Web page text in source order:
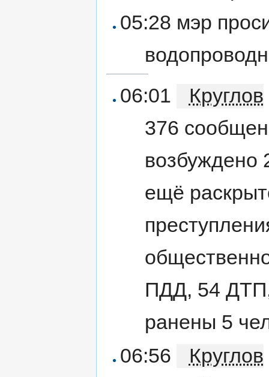
05:28 мэр
06:01
Круглов
376
возбуждено
ещё
ПДД, 54
ранены 5
06:56
Круглов